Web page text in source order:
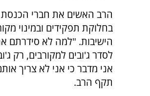
הרב האשים את חברי הכנסת
בחלוקת תפקידים ובמינוי
הישיבות. "למה לא סידרתם
לסדר ג'ובים למקורבים, רק
אני מדבר כי אני לא צריך
תקף הרב.